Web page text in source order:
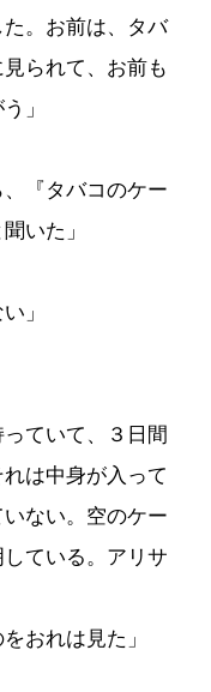
。お前は、タバ
られて、お前も
」
、『タバコのケー
いた」
」
ていて、３日間
は中身が入って
ない。空のケー
ている。アリサ
おれは見た」